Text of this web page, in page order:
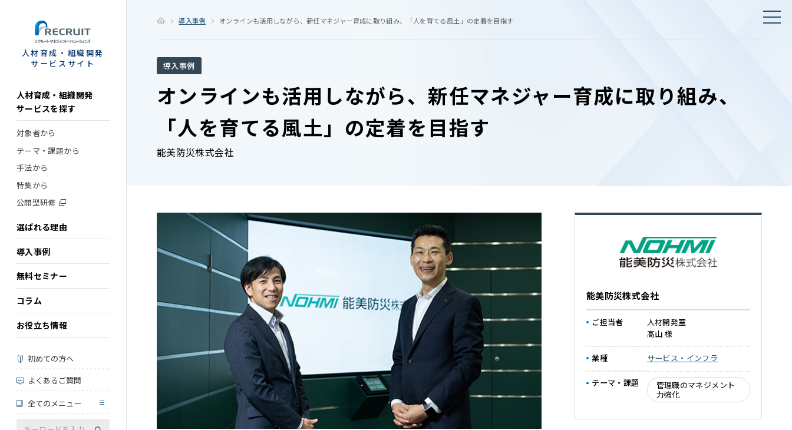
人材育成・組織開発
サービスサイト
人材育成・組織開発
サービスを探す
対象者から
テーマ・課題から
手法から
特集から
公開型研修
選ばれる理由
導入事例
無料セミナー
コラム
お役立ち情報
初めての方へ
よくあるご質問
全てのメニュー
導入事例 オンラインも活用しながら、新任マネジャー育成に取り組み、「人を育てる風土」の定着を目指す
導入事例
オンラインも活用しながら、新任マネジャー育成に取り組み、
「人を育てる風土」の定着を目指す
能美防災株式会社
能美防災株式会社
ご担当者
人材開発室
高山 様
業種 サービス・インフラ
テーマ・課題
管理職のマネジメント
力強化